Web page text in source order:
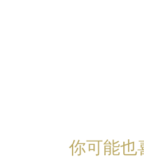
你可能也